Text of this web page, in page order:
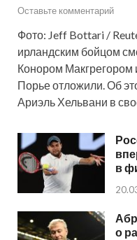
Оставьте комментарий
Фото: Jeff Bottari /
ирландским бойцом
Конором
Порье отложили. Об
Ариэль Хельвани в
в
о